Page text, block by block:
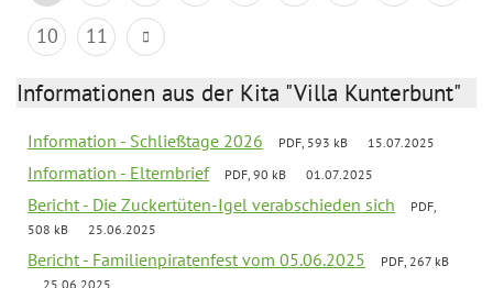
10
11
Informationen aus der Kita "Villa Kunterbunt"
Information - Schließtage 2026 PDF, 593 kB 15.07.2025
Information - Elternbrief PDF, 90 kB 01.07.2025
Bericht - Die Zuckertüten-Igel verabschieden sich
PDF,
508 kB
25.06.2025
Bericht - Familienpiratenfest vom 05.06.2025
PDF, 267 kB
25.06.2025